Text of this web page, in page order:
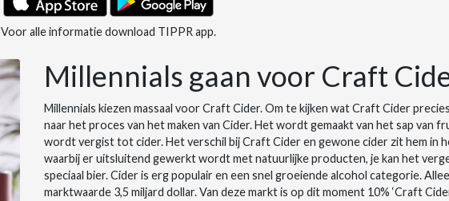
Voor alle informatie download TIPPR app.
Millennials gaan voor Craft
Millennials kiezen massaal voor Craft Cider. Om te kijken wat Craft Cider
naar het proces van het maken van Cider. Het wordt gemaakt van het sap van
wordt vergist tot cider. Het verschil bij Craft Cider en gewone cider zit hem in
waarbij er uitsluitend gewerkt wordt met natuurlijke producten, je kan het
speciaal bier. Cider is erg populair en een snel groeiende alcohol categorie.
marktwaarde 3,5 miljard dollar. Van deze markt is op dit moment 10% ‘Craft